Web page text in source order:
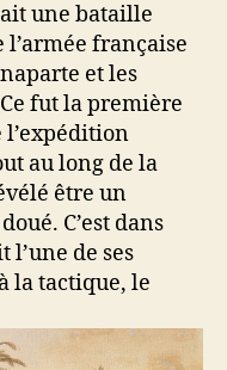
une bataille
française
et les
fut la première
l’expédition
au long de la
être un
C’est dans
de ses
la tactique, le